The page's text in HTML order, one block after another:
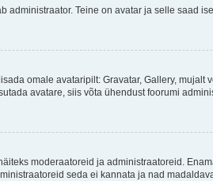
administraator. Teine on avatar ja selle saad
omale avataripilt: Gravatar, Gallery,
avatare, siis võta ühendust foorumi
moderaatoreid ja administraatoreid.
seda ei kannata ja nad